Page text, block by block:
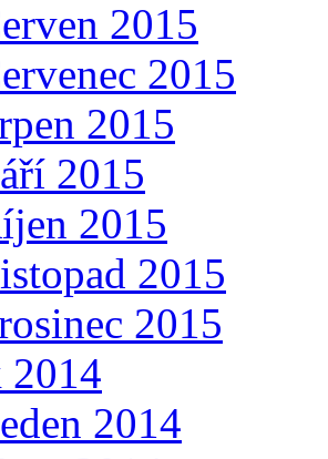
2015
2015
2015
2015
2015
2015
2015
2014
2014